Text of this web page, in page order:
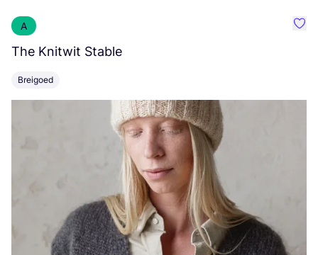
A
The Knitwit Stable
Breigoed